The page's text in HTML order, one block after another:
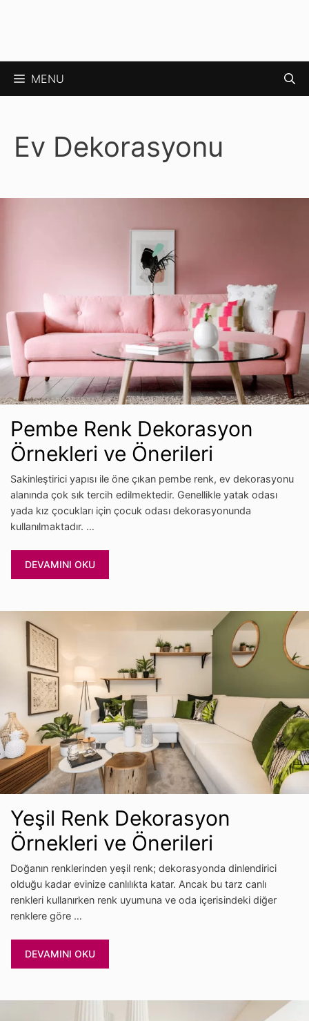
MENU
Ev Dekorasyonu
Pembe Renk Dekorasyon
Örnekleri ve Önerileri
Sakinleştirici yapısı ile öne çıkan pembe renk, ev dekorasyonu
alanında çok sık tercih edilmektedir. Genellikle yatak odası
yada kız çocukları için çocuk odası dekorasyonunda
kullanılmaktadır. …
DEVAMINI OKU
Yeşil Renk Dekorasyon
Örnekleri ve Önerileri
Doğanın renklerinden yeşil renk; dekorasyonda dinlendirici
olduğu kadar evinize canlılıkta katar. Ancak bu tarz canlı
renkleri kullanırken renk uyumuna ve oda içerisindeki diğer
renklere göre …
DEVAMINI OKU